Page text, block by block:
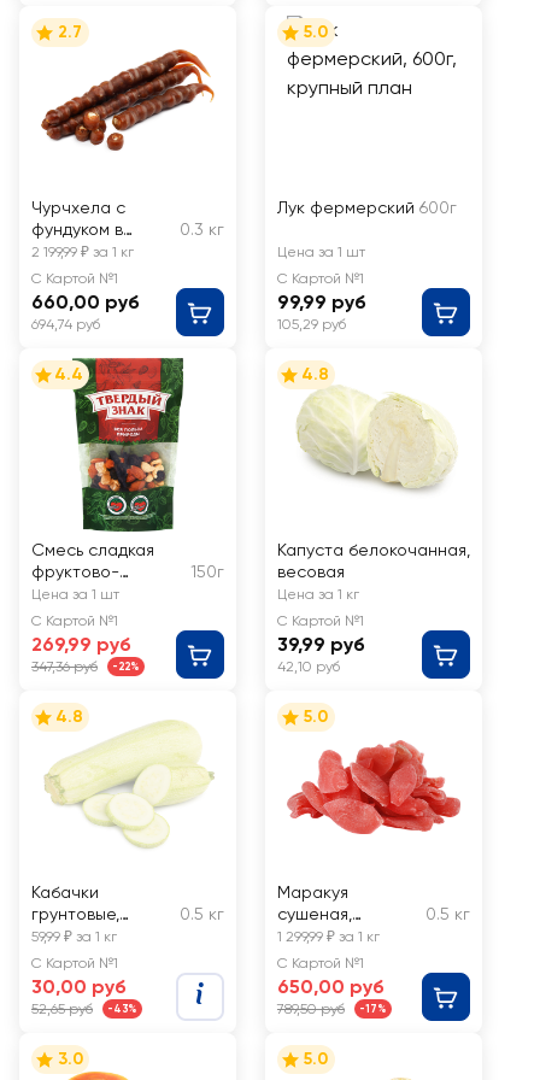
2.7
Чурчхела с
фундуком в
виноградном
соке, весовая
0.3 кг
2 199,99 ₽ за 1 кг
С Картой №1
660,00 руб
694,74 руб
5.0
Лук фермерский 600г
Цена за 1 шт
С Картой №1
99,99 руб
105,29 руб
4.4
Смесь сладкая
фруктово-
ореховая
ТВЕРДЫЙ ЗНАК
Полезный перекус
150г
Цена за 1 шт
С Картой №1
269,99 руб
347,36 руб -22%
4.8
Капуста белокочанная,
весовая
Цена за 1 кг
С Картой №1
39,99 руб
42,10 руб
4.8
Кабачки
грунтовые,
весовые
0.5 кг
59,99 ₽ за 1 кг
С Картой №1
30,00 руб
52,65 руб -43%
5.0
Маракуя
сушеная,
весовая
0.5 кг
1 299,99 ₽ за 1 кг
С Картой №1
650,00 руб
789,50 руб -17%
3.0 5.0